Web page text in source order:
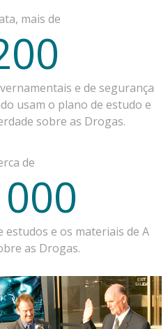
mais de
e de segurança
usam o plano de estudo e
sobre as Drogas.
de
estudos e os materiais de A
as Drogas.